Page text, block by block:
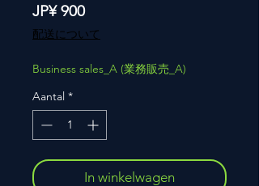
JP¥ 900Prijs
配送について
Business sales_A (業務販売_A)
Aantal *
In winkelwagen